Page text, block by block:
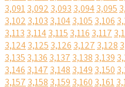
3,0913,092 3,093 3,0943,095
3,102 3,103 3,1043,105 3,106
3,113 3,1143,115 3,116 3,117
3,1243,125 3,126 3,127 3,128
3,135 3,136 3,137 3,138 3,139
3,146 3,147 3,148 3,149 3,150
3,157 3,158 3,159 3,160 3,161